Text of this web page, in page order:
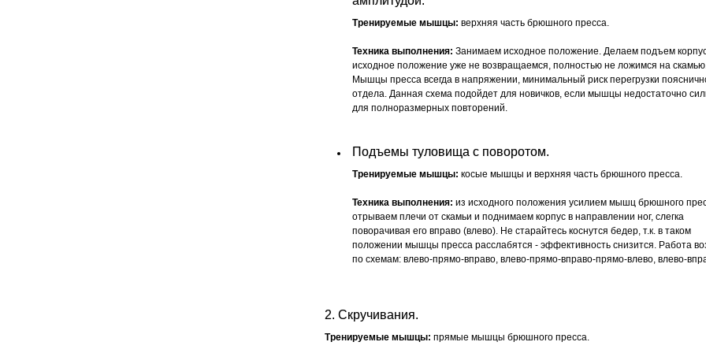
Тренируемые мышцы: верхняя часть брюшного пресса.
Техника выполнения: Занимаем исходное положение. Делаем подъем
исходное положение уже не возвращаемся, полностью не ложимся на
Мышцы пресса всегда в напряжении, минимальный риск перегрузки
отдела. Данная схема подойдет для новичков, если мышцы недостаточно
для полноразмерных повторений.
Подъемы туловища с поворотом.
Тренируемые мышцы: косые мышцы и верхняя часть брюшного пресса.
Техника выполнения: из исходного положения усилием мышц брюшного
отрываем плечи от скамьи и поднимаем корпус в направлении ног, слегка
поворачивая его вправо (влево). Не старайтесь коснутся бедер, т.к. в таком
положении мышцы пресса расслабятся - эффективность снизится. Работа
по схемам: влево-прямо-вправо, влево-прямо-вправо-прямо-влево, влево-
2. Скручивания.
Тренируемые мышцы: прямые мышцы брюшного пресса.